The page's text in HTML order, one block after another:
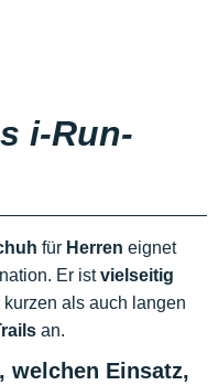
i-Run-
für Herren eignet
Er istvielseitig
als auch langen
an.
welchen Einsatz,